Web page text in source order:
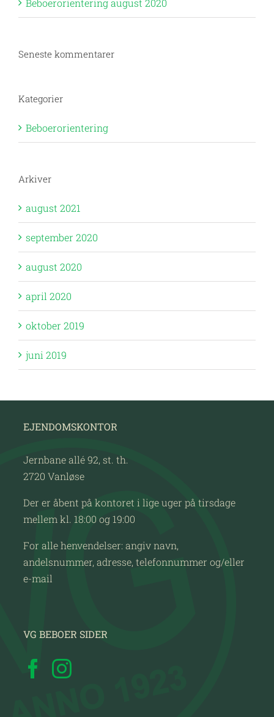
Seneste kommentarer
Kategorier
Beboerorientering
Arkiver
august 2021
september 2020
august 2020
april 2020
oktober 2019
juni 2019
EJENDOMSKONTOR
Jernbane allé 92, st. th.
2720 Vanløse
Der er åbent på kontoret i lige uger på tirsdage
mellem kl. 18:00 og 19:00
For alle henvendelser: angiv navn,
andelsnummer, adresse, telefonnummer og/eller
e-mail
VG BEBOER SIDER